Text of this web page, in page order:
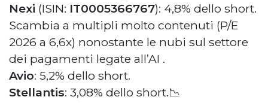
Nexi (ISIN: IT0005366767): 4,8% dello short.
Scambia a multipli molto contenuti (P/E
2026 a 6,6x) nonostante le nubi sul settore
dei pagamenti legate all’AI .
Avio: 5,2% dello short.
Stellantis: 3,08% dello short.📉